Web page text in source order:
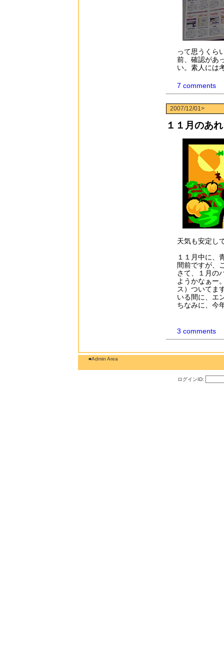
って思うくら
前、確認があ
い。素人には
7 comments
2007/12/01>
１１月のあ
天気も安定し
１１月中に、
間前ですが、
さて、１月の
ようかなぁー
ス）ついてま
いる間に、エ
ちなみに、今
3 comments
■Admin Area
ログインID: